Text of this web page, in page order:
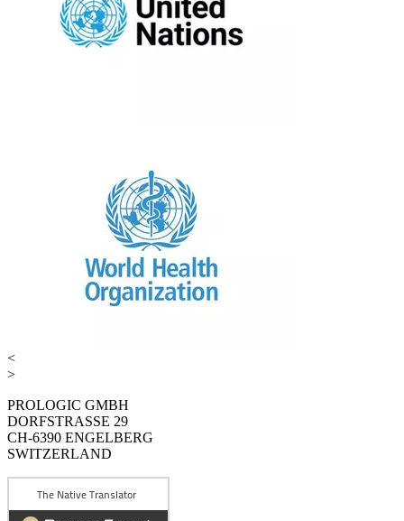
<
>
PROLOGIC GMBH
DORFSTRASSE 29
CH-6390 ENGELBERG
SWITZERLAND